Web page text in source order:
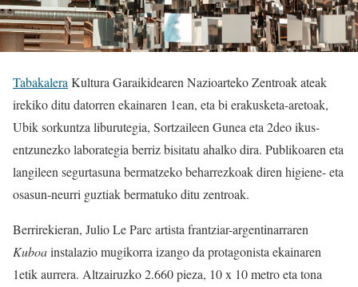
TabakaleraKultura Garaikidearen Nazioarteko Zentroak ateak
irekiko ditu datorren ekainaren 1ean, eta bi erakusketa-aretoak,
Ubik sorkuntza liburutegia, Sortzaileen Gunea eta 2deo ikus-
entzunezko laborategia berriz bisitatu ahalko dira. Publikoaren eta
langileen segurtasuna bermatzeko beharrezkoak diren higiene- eta
osasun-neurri guztiak bermatuko ditu zentroak.
Berrirekieran, Julio Le Parc artista frantziar-argentinarraren
Kuboainstalazio mugikorra izango da protagonista ekainaren
1etik aurrera. Altzairuzko 2.660 pieza, 10 x 10 metro eta tona